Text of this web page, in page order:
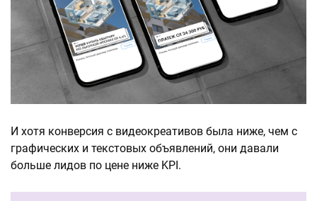
И хотя конверсия с видеокреативов была ниже, чем с
графических и текстовых объявлений, они давали
больше лидов по цене ниже KPI.